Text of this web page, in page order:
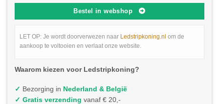
Bestel in webshop
LET OP: Je wordt doorverwezen naar Ledstripkoning.nl om de
aankoop te voltooien en verlaat onze website.
Waarom kiezen voor Ledstripkoning?
✓ Bezorging in Nederland & België
✓ Gratis verzending vanaf € 20,-